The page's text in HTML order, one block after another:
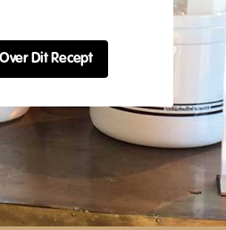
Dit Recept